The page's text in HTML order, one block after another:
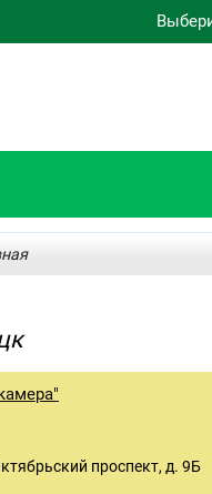
проспект, д. 9Б